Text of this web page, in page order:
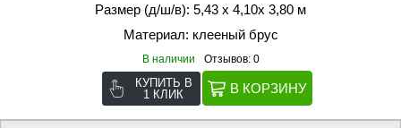
Размер (д/ш/в): 5,43 х 4,10х 3,80 м
Материал: клееный брус
В наличии Отзывов: 0
КУПИТЬ В
1 КЛИК